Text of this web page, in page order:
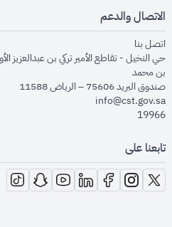
الاتصال والدعم
اتصل بنا
حي النخيل - تقاطع الأمير تركي بن عبدالعزيز
بن محمد
صندوق البريد 75606 – الرياض 11588
info@cst.gov.sa
19966
تابعنا على
opens in new window
opens in new window
opens in new window
opens in new window
in new window
window